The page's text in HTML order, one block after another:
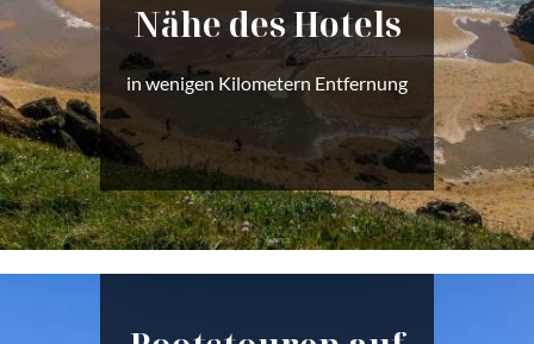
Nähe des Hotels
in wenigen Kilometern Entfernung